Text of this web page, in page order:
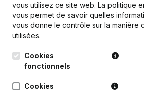
vous utilisez ce site web. La politique
vous permet de savoir quelles
vous donne le contrôle sur la manière
utilisées.
Cookies
fonctionnels
Cookies
Kantorenpark Everest
Leuvensesteenweg
1800 Vilvoorde